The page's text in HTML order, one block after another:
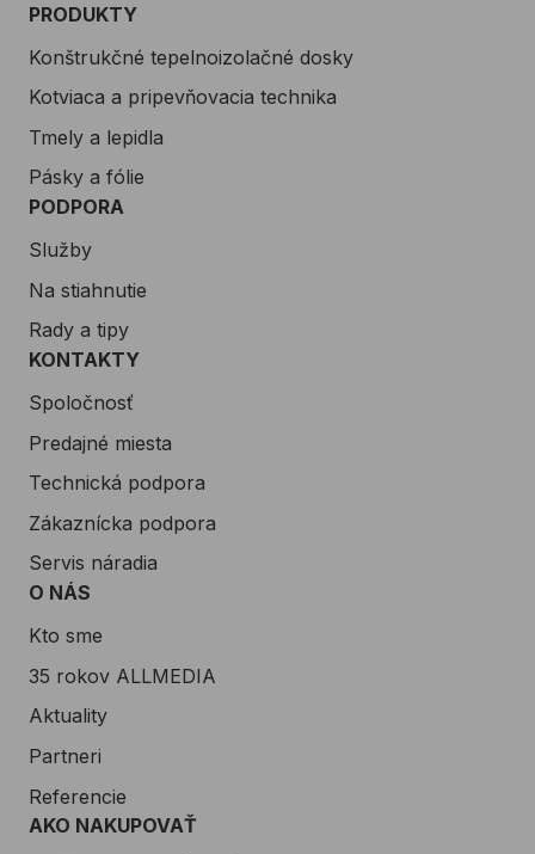
PRODUKTY
Konštrukčné tepelnoizolačné dosky
Kotviaca a pripevňovacia technika
Tmely a lepidla
Pásky a fólie
PODPORA
Služby
Na stiahnutie
Rady a tipy
KONTAKTY
Spoločnosť
Predajné miesta
Technická podpora
Zákaznícka podpora
Servis náradia
O NÁS
Kto sme
35 rokov ALLMEDIA
Aktuality
Partneri
Referencie
AKO NAKUPOVAŤ